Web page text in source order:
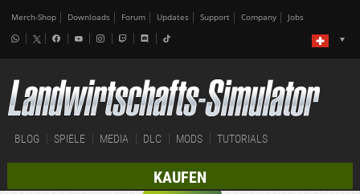
Merch-Shop Downloads Forum Updates Support Company Jobs
BLOG SPIELE MEDIA DLC MODS TUTORIALS
KAUFEN